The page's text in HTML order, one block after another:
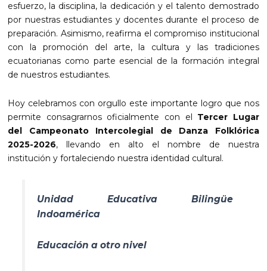
esfuerzo, la disciplina, la dedicación y el talento demostrado
por nuestras estudiantes y docentes durante el proceso de
preparación. Asimismo, reafirma el compromiso institucional
con la promoción del arte, la cultura y las tradiciones
ecuatorianas como parte esencial de la formación integral
de nuestros estudiantes.
Hoy celebramos con orgullo este importante logro que nos
permite consagrarnos oficialmente con el Tercer Lugar
del Campeonato Intercolegial de Danza Folklórica
2025-2026, llevando en alto el nombre de nuestra
institución y fortaleciendo nuestra identidad cultural.
Unidad Educativa Bilingüe
Indoamérica
Educación a otro nivel